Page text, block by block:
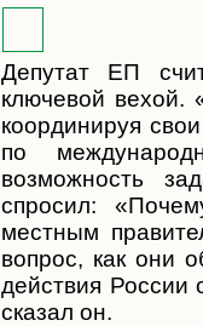
Депутат ЕП
ключевой вехой.
координируя
по
возможность
спросил:
местным
вопрос, как они
действия России
сказал он.